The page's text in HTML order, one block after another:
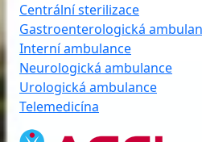
Centrální sterilizace
Gastroenterologická
Interní ambulance
Neurologická ambulance
Urologická ambulance
Telemedicína